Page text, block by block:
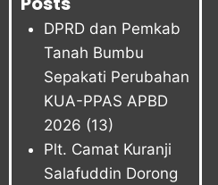
DPRD dan Pemkab
Tanah Bumbu
Sepakati Perubahan
KUA-PPAS APBD
2026 (13)
Plt. Camat Kuranji
Salafuddin Dorong